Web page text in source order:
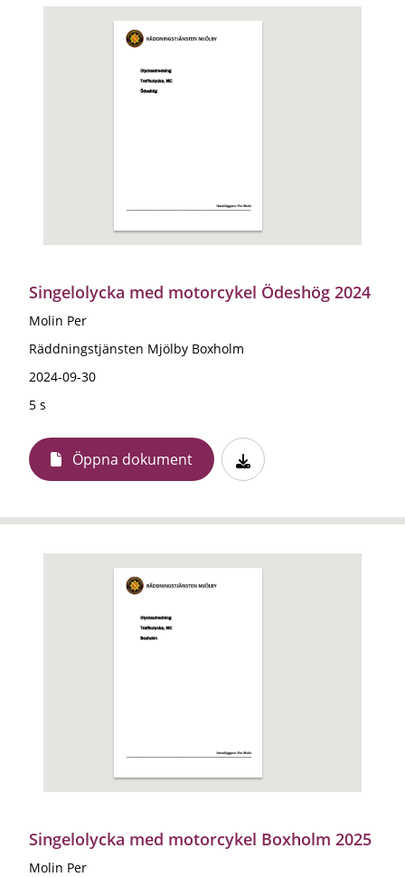
Singelolycka med motorcykel Ödeshög 2024
Molin Per
Räddningstjänsten Mjölby Boxholm
2024-09-30
5 s
Öppna dokument
Singelolycka med motorcykel Boxholm 2025
Molin Per